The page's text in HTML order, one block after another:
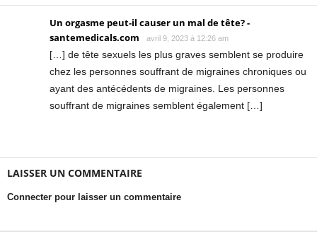
Un orgasme peut-il causer un mal de tête? -
santemedicals.com
avril 9, 2023 à 12:26 am
[…] de tête sexuels les plus graves semblent se produire
chez les personnes souffrant de migraines chroniques ou
ayant des antécédents de migraines. Les personnes
souffrant de migraines semblent également […]
LAISSER UN COMMENTAIRE
Connecter pour laisser un commentaire